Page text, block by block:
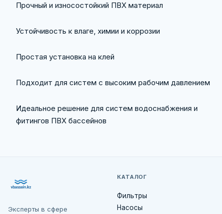
Прочный и износостойкий ПВХ материал
Устойчивость к влаге, химии и коррозии
Простая установка на клей
Подходит для систем с высоким рабочим давлением
Идеальное решение для систем водоснабжения и
фитингов ПВХ бассейнов
Эксперты в сфере
КАТАЛОГ
Фильтры
Насосы